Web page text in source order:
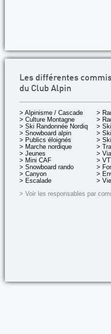
Les différentes
du Club Alpin
> Alpinisme / Cascade
> Culture Montagne
> Ski Randonnée Nordique
> Snowboard alpin
> Publics éloignés
> Marche nordique
> Jeunes
> Mini CAF
> Snowboard rando
> Canyon
> Escalade
>
>
>
>
>
>
>
>
>
>
>
> Voir les responsables par